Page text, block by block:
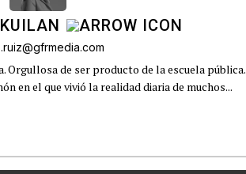
Orgullosa de ser producto de la escuela pública.
en el que vivió la realidad diaria de muchos...